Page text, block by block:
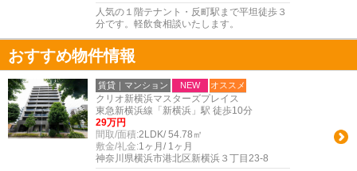
人気の１階テナント・反町駅まで平坦徒歩３
分です。軽飲食相談いたします。
おすすめ物件情報
賃貸｜マンション NEW オススメ
クリオ新横浜マスターズプレイス
東急新横浜線「新横浜」駅 徒歩10分
29万円
間取/面積:2LDK/ 54.78㎡
敷金/礼金:1ヶ月/ 1ヶ月
神奈川県横浜市港北区新横浜３丁目23-8